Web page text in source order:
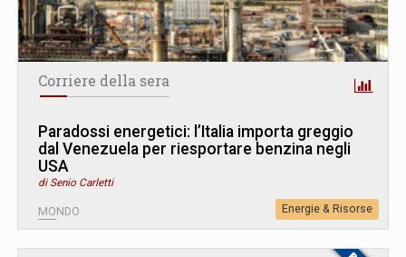
Corriere della sera
Paradossi energetici: l’Italia importa greggio
dal Venezuela per riesportare benzina negli
USA
di Senio Carletti
MONDO Energie & Risorse